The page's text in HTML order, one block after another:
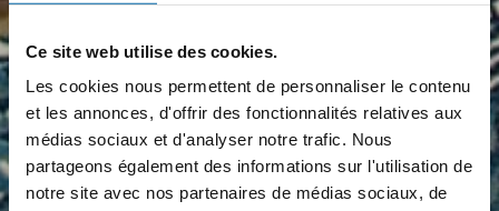
Ce site web utilise des cookies.
Les cookies nous permettent de personnaliser le contenu
et les annonces, d'offrir des fonctionnalités relatives aux
médias sociaux et d'analyser notre trafic. Nous
partageons également des informations sur l'utilisation de
notre site avec nos partenaires de médias sociaux, de